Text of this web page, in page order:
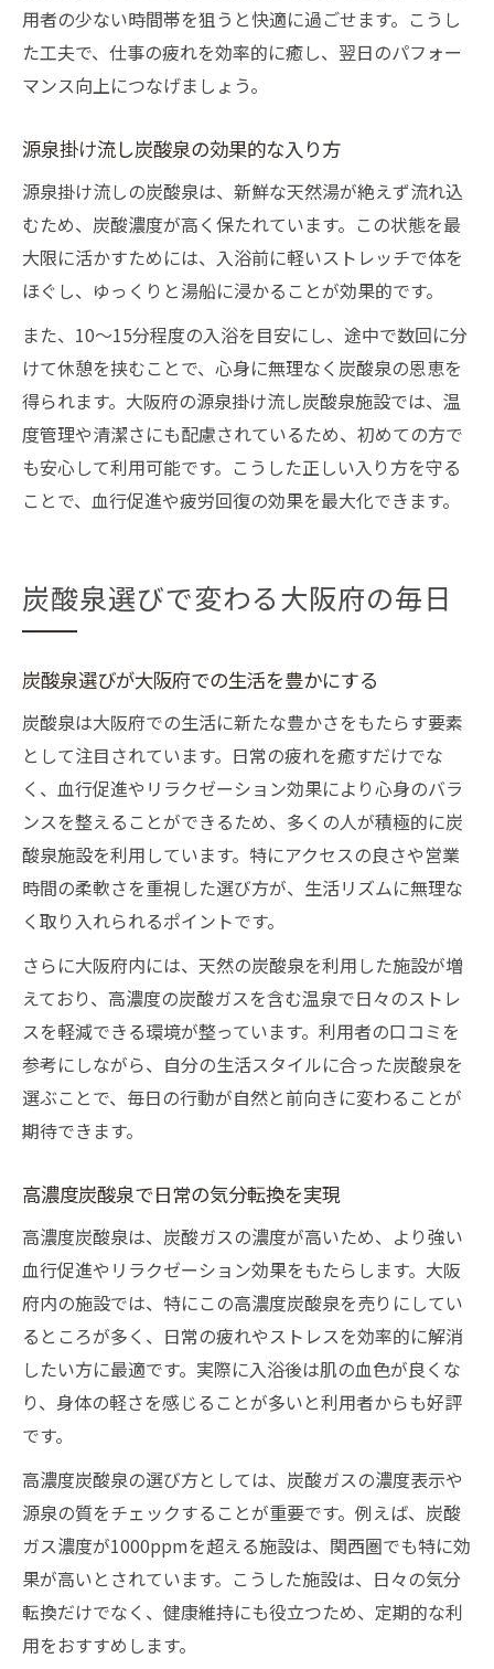
用者の少ない時間帯を狙うと快適に過ごせます。こうし
た工夫で、仕事の疲れを効率的に癒し、翌日のパフォー
マンス向上につなげましょう。
源泉掛け流し炭酸泉の効果的な入り方
源泉掛け流しの炭酸泉は、新鮮な天然湯が絶えず流れ込
むため、炭酸濃度が高く保たれています。この状態を最
大限に活かすためには、入浴前に軽いストレッチで体を
ほぐし、ゆっくりと湯船に浸かることが効果的です。
また、10〜15分程度の入浴を目安にし、途中で数回に分
けて休憩を挟むことで、心身に無理なく炭酸泉の恩恵を
得られます。大阪府の源泉掛け流し炭酸泉施設では、温
度管理や清潔さにも配慮されているため、初めての方で
も安心して利用可能です。こうした正しい入り方を守る
ことで、血行促進や疲労回復の効果を最大化できます。
炭酸泉選びで変わる大阪府の毎日
炭酸泉選びが大阪府での生活を豊かにする
炭酸泉は大阪府での生活に新たな豊かさをもたらす要素
として注目されています。日常の疲れを癒すだけでな
く、血行促進やリラクゼーション効果により心身のバラ
ンスを整えることができるため、多くの人が積極的に炭
酸泉施設を利用しています。特にアクセスの良さや営業
時間の柔軟さを重視した選び方が、生活リズムに無理な
く取り入れられるポイントです。
さらに大阪府内には、天然の炭酸泉を利用した施設が増
えており、高濃度の炭酸ガスを含む温泉で日々のストレ
スを軽減できる環境が整っています。利用者の口コミを
参考にしながら、自分の生活スタイルに合った炭酸泉を
選ぶことで、毎日の行動が自然と前向きに変わることが
期待できます。
高濃度炭酸泉で日常の気分転換を実現
高濃度炭酸泉は、炭酸ガスの濃度が高いため、より強い
血行促進やリラクゼーション効果をもたらします。大阪
府内の施設では、特にこの高濃度炭酸泉を売りにしてい
るところが多く、日常の疲れやストレスを効率的に解消
したい方に最適です。実際に入浴後は肌の血色が良くな
り、身体の軽さを感じることが多いと利用者からも好評
です。
高濃度炭酸泉の選び方としては、炭酸ガスの濃度表示や
源泉の質をチェックすることが重要です。例えば、炭酸
ガス濃度が1000ppmを超える施設は、関西圏でも特に効
果が高いとされています。こうした施設は、日々の気分
転換だけでなく、健康維持にも役立つため、定期的な利
用をおすすめします。